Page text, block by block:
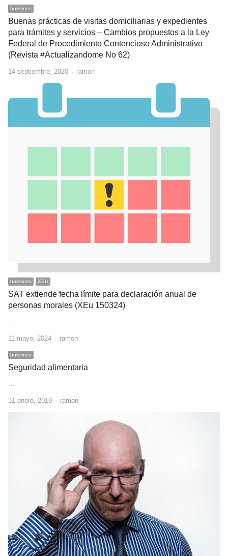
boletines
Buenas prácticas de visitas domiciliarias y expedientes
para trámites y servicios – Cambios propuestos a la Ley
Federal de Procedimiento Contencioso Administrativo
(Revista #Actualizandome No 62)
14 septiembre, 2020 Author
ramon
boletines XEU
SAT extiende fecha límite para declaración anual de
personas morales (XEu 150324)
11 mayo, 2024 Author
ramon
boletines
Seguridad alimentaria
31 enero, 2019 Author
ramon